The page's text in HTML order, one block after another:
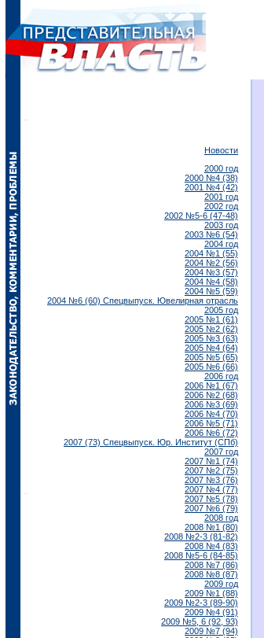
Новости
2000 год
2000 №4 (38)
2001 №4 (42)
2001 год
2002 год
2002 №5-6 (47-48)
2003 год
2003 №6 (54)
2004 год
2004 №1 (55)
2004 №2 (56)
2004 №3 (57)
2004 №4 (58)
2004 №5 (59)
2004 №6 (60) Спецвыпуск. Ювелирная отрасль
2005 год
2005 №1 (61)
2005 №2 (62)
2005 №3 (63)
2005 №4 (64)
2005 №5 (65)
2005 №6 (66)
2006 год
2006 №1 (67)
2006 №2 (68)
2006 №3 (69)
2006 №4 (70)
2006 №5 (71)
2006 №6 (72)
2007 (73) Спецвыпуск. Юр. Институт (СПб)
2007 год
2007 №1 (74)
2007 №2 (75)
2007 №3 (76)
2007 №4 (77)
2007 №5 (78)
2007 №6 (79)
2008 год
2008 №1 (80)
2008 №2-3 (81-82)
2008 №4 (83)
2008 №5-6 (84-85)
2008 №7 (86)
2008 №8 (87)
2009 год
2009 №1 (88)
2009 №2-3 (89-90)
2009 №4 (91)
2009 №5, 6 (92, 93)
2009 №7 (94)